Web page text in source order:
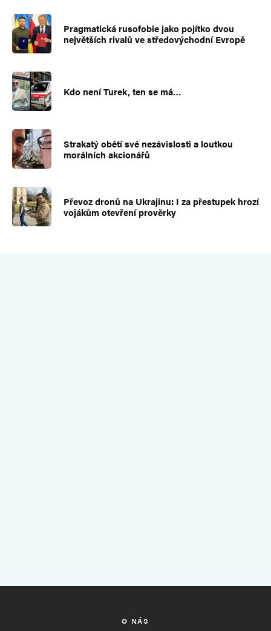
Pragmatická rusofobie jako pojítko dvou
největších rivalů ve středovýchodní Evropě
Kdo není Turek, ten se má…
Strakatý obětí své nezávislosti a loutkou
morálních akcionářů
Převoz dronů na Ukrajinu: I za přestupek hrozí
vojákům otevření prověrky
O NÁS